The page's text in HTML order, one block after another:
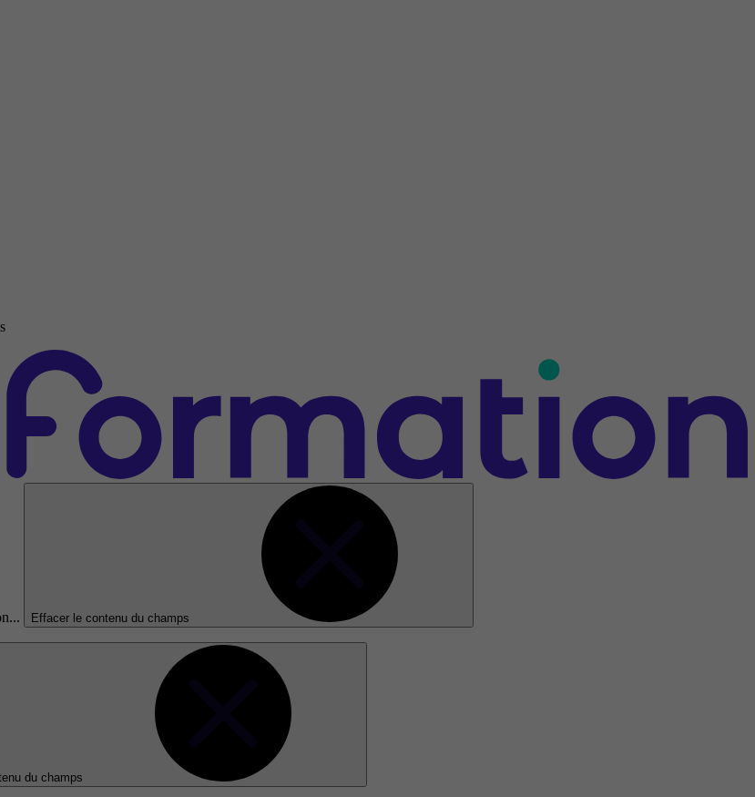
Effacer le contenu du champs
du champs